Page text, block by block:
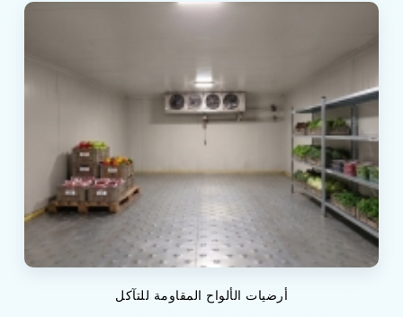
أرضيات الألواح المقاومة للتآكل